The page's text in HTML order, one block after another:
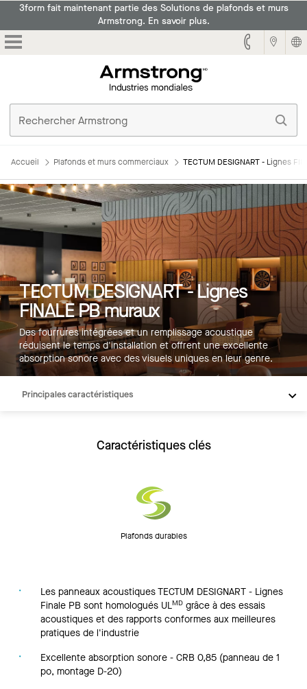
3form fait maintenant partie des Solutions de plafonds et murs
Armstrong. En savoir plus.
Accueil Plafonds et murs commerciaux TECTUM DESIGNART - Lignes
TECTUM DESIGNART - Lignes
FINALE PB muraux
Des fourrures intégrées et un remplissage acoustique
réduisent le temps d'installation et offrent une excellente
absorption sonore avec des visuels uniques en leur genre.
Principales caractéristiques
Caractéristiques clés
Plafonds durables
Les panneaux acoustiques TECTUM DESIGNART - Lignes
Finale PB sont homologués ULMD grâce à des essais
acoustiques et des rapports conformes aux meilleures
pratiques de l'industrie
Excellente absorption sonore - CRB 0,85 (panneau de 1
po, montage D-20)